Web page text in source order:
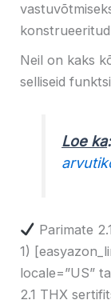
konstrueeritud
Neil on kaks
selliseid
Loe ka
Parimate
1)
locale=”US”
2.1 THX